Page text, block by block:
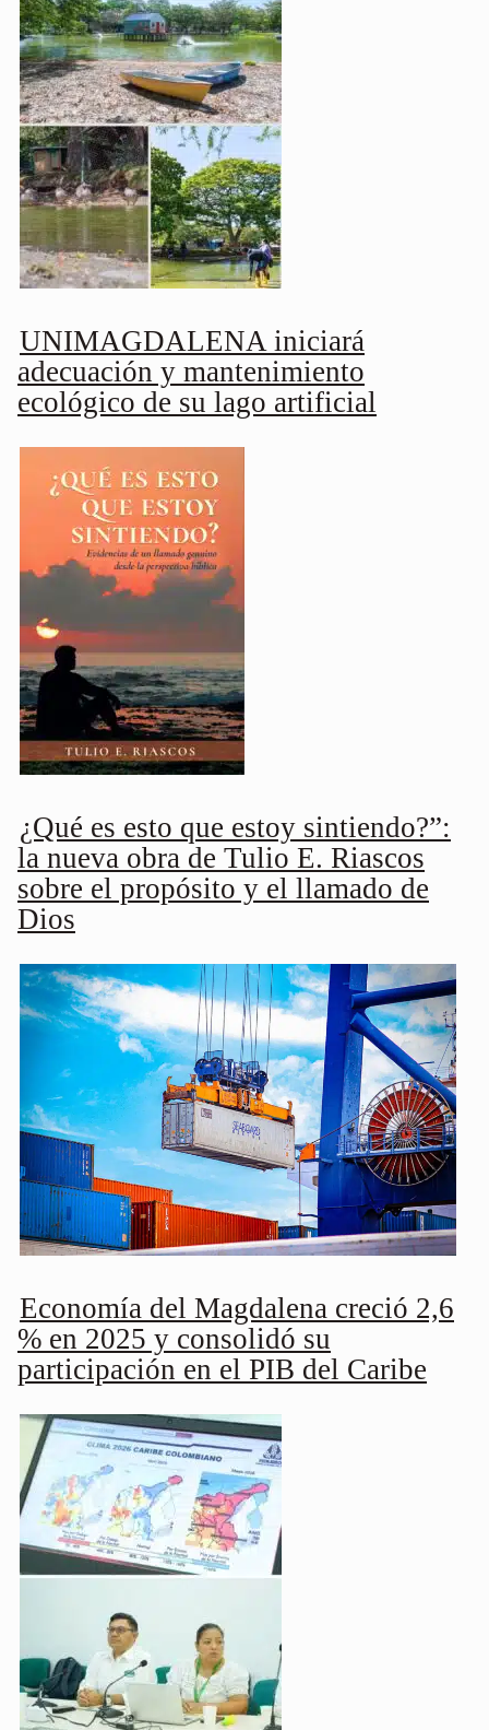
UNIMAGDALENA iniciará
adecuación y mantenimiento
ecológico de su lago artificial
¿Qué es esto que estoy sintiendo?”:
la nueva obra de Tulio E. Riascos
sobre el propósito y el llamado de
Dios
Economía del Magdalena creció 2,6
% en 2025 y consolidó su
participación en el PIB del Caribe